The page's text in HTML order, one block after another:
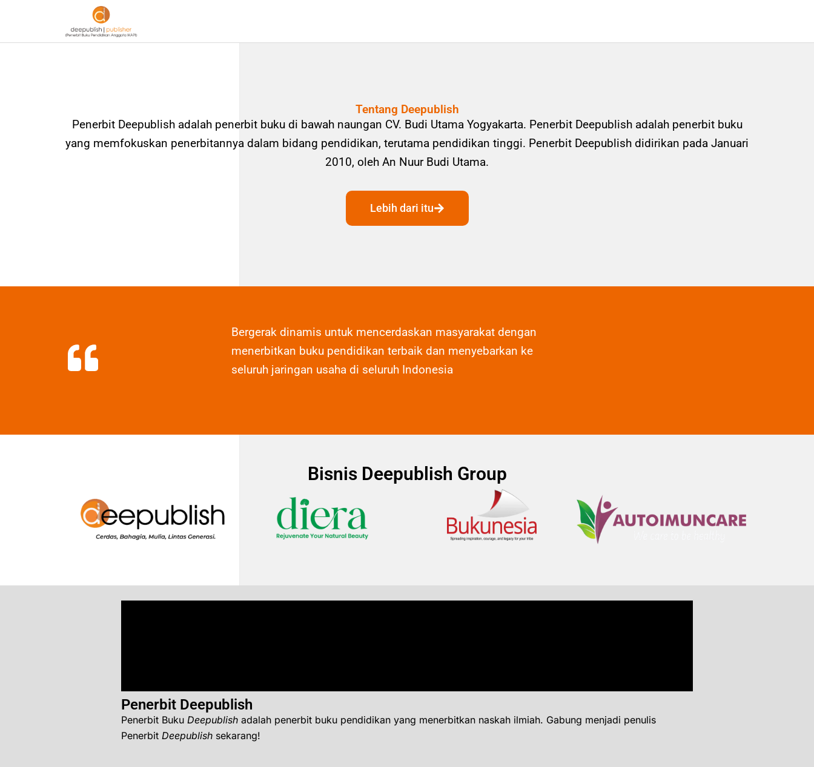
Tentang Deepublish
Penerbit Deepublish adalah penerbit buku di bawah naungan CV. Budi Utama Yogyakarta. Penerbit Deepublish adalah penerbit buku
yang memfokuskan penerbitannya dalam bidang pendidikan, terutama pendidikan tinggi. Penerbit Deepublish didirikan pada Januari
2010, oleh An Nuur Budi Utama.
Lebih dari itu
Bergerak dinamis untuk mencerdaskan masyarakat dengan
menerbitkan buku pendidikan terbaik dan menyebarkan ke
seluruh jaringan usaha di seluruh Indonesia
Bisnis Deepublish Group
Penerbit Deepublish
Penerbit Buku Deepublish adalah penerbit buku pendidikan yang menerbitkan naskah ilmiah. Gabung menjadi penulis
Penerbit Deepublish sekarang!